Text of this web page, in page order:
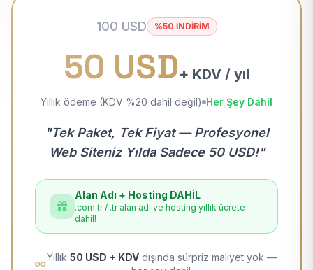
100 USD %50 İNDİRİM
50 USD+ KDV / yıl
Yıllık ödeme (KDV %20 dahil değil) Her Şey Dahil
"Tek Paket, Tek Fiyat — Profesyonel
Web Siteniz Yılda Sadece 50 USD!"
Alan Adı + Hosting DAHİL
.com.tr / .tr alan adı ve hosting yıllık ücrete
dahil!
Yıllık 50 USD + KDV dışında sürpriz maliyet yok —